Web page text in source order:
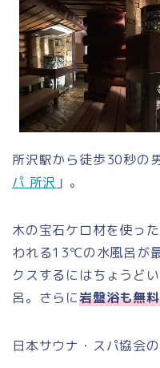
所沢駅から徒歩30秒の
パ 所沢 」。
木の宝石ケロ材を使っ
われる13℃の水風呂が
クスするにはちょうど
呂。さらに岩盤浴も無料
日本サウナ・スパ協会